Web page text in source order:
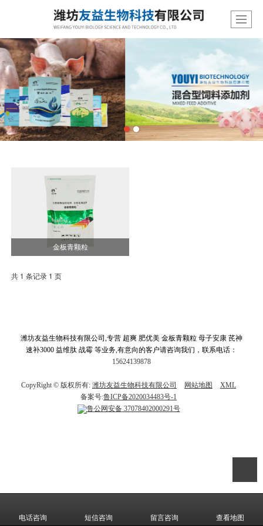
金板青颗粒
共 1 条记录 1 页
潍坊友益生物科技有限公司,专营 超爽 肥优美 金板青颗粒 母子安康 芪神
速补3000 益维肽 战霉 等业务,有意向的客户请咨询我们，联系电话：
15624139878
CopyRight © 版权所有: 潍坊友益生物科技有限公司 网站地图
XML
备案号:鲁ICP备2020034483号-1
鲁公网安备37078402000291号
电话咨询 短信咨询 留言咨询 查看地图